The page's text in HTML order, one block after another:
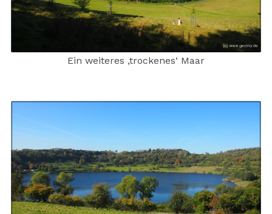
Ein weiteres ‚trockenes‘ Maar